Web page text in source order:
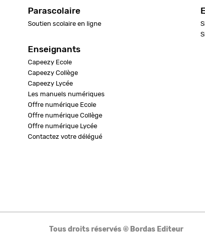
Parascolaire
Soutien scolaire en ligne
Enseignants
Capeezy Ecole
Capeezy Collège
Capeezy Lycée
Les manuels numériques
Offre numérique Ecole
Offre numérique Collège
Offre numérique Lycée
Contactez votre délégué
Tous droits réservés © Bordas Editeur